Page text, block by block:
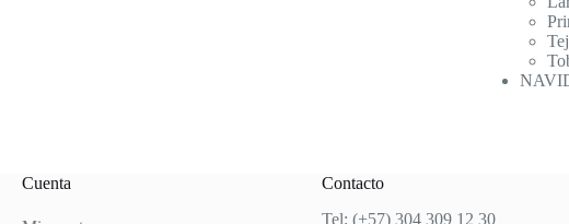
Cuenta
Contacto
Tel: (+57) 304 309 12 30